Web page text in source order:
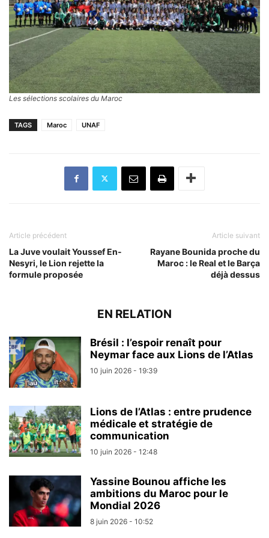
Les sélections scolaires du Maroc
TAGS Maroc UNAF
Article précédent
La Juve voulait Youssef En-
Nesyri, le Lion rejette la
formule proposée
Article suivant
Rayane Bounida proche du
Maroc : le Real et le Barça
déjà dessus
EN RELATION
Brésil : l’espoir renaît pour
Neymar face aux Lions de l’Atlas
10 juin 2026 - 19:39
Lions de l’Atlas : entre prudence
médicale et stratégie de
communication
10 juin 2026 - 12:48
Yassine Bounou affiche les
ambitions du Maroc pour le
Mondial 2026
8 juin 2026 - 10:52